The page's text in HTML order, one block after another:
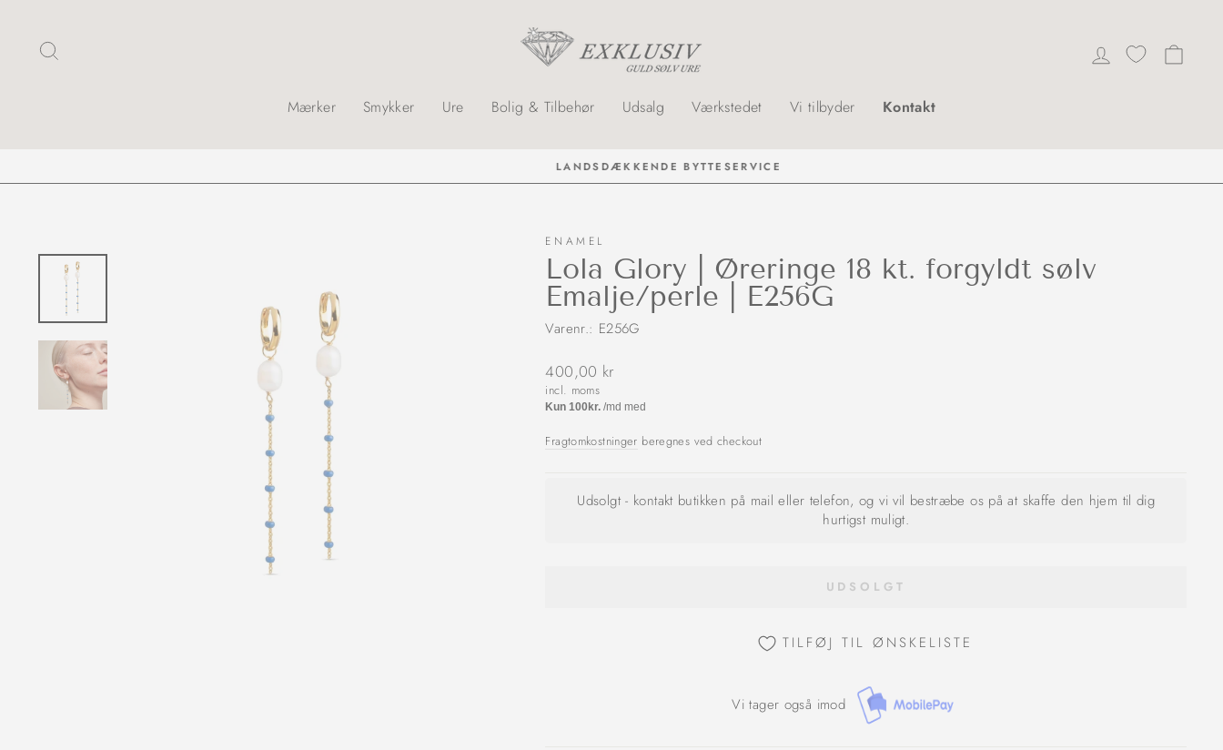
Log ind
Mærker Smykker Ure Bolig & Tilbehør Udsalg Værkstedet Vi tilbyder Kontakt
LANDSDÆKKENDE BYTTESERVICE
ENAMEL
Lola Glory | Øreringe 18 kt. forgyldt sølv
Emalje/perle | E256G
Varenr.: E256G
Normalpris
400,00 kr
incl. moms
Fragtomkostninger beregnes ved checkout
Udsolgt - kontakt butikken på mail eller telefon, og vi vil bestræbe os på at skaffe den hjem til dig
hurtigst muligt.
UDSOLGT
TILFØJ TIL ØNSKELISTE
Vi tager også imod